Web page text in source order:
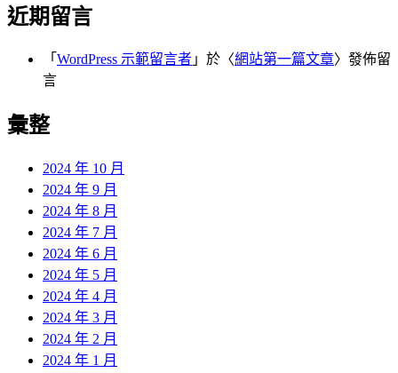
近期留言
「 WordPress 示範留言者 」於〈網站第一篇文章〉發佈留
言
彙整
2024 年 10 月
2024 年 9 月
2024 年 8 月
2024 年 7 月
2024 年 6 月
2024 年 5 月
2024 年 4 月
2024 年 3 月
2024 年 2 月
2024 年 1 月